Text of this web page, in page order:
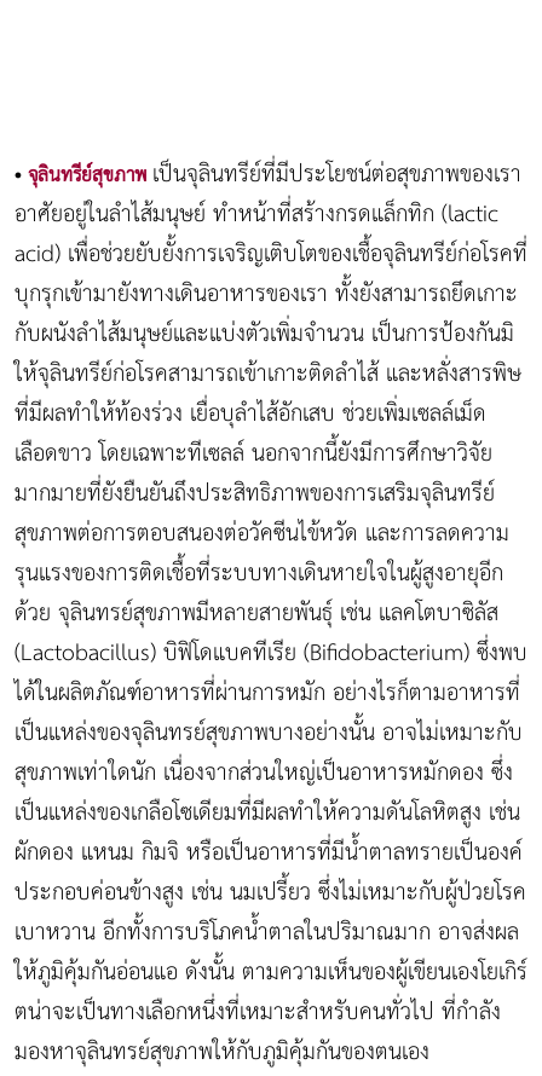
• จุลินทรีย์สุขภาพ เป็นจุลินทรีย์ที่มีประโยชน์ต่อสุขภาพของเรา
อาศัยอยู่ในลำไส้มนุษย์ ทำหน้าที่สร้างกรดแล็กทิก (lactic
acid) เพื่อช่วยยับยั้งการเจริญเติบโตของเชื้อจุลินทรีย์ก่อโรคที่
บุกรุกเข้ามายังทางเดินอาหารของเรา ทั้งยังสามารถยึดเกาะ
กับผนังลำไส้มนุษย์และแบ่งตัวเพิ่มจำนวน เป็นการป้องกันมิ
ให้จุลินทรีย์ก่อโรคสามารถเข้าเกาะติดลำไส้ และหลั่งสารพิษ
ที่มีผลทำให้ท้องร่วง เยื่อบุลำไส้อักเสบ ช่วยเพิ่มเซลล์เม็ด
เลือดขาว โดยเฉพาะทีเซลล์ นอกจากนี้ยังมีการศึกษาวิจัย
มากมายที่ยังยืนยันถึงประสิทธิภาพของการเสริมจุลินทรีย์
สุขภาพต่อการตอบสนองต่อวัคซีนไข้หวัด และการลดความ
รุนแรงของการติดเชื้อที่ระบบทางเดินหายใจในผู้สูงอายุอีก
ด้วย จุลินทรย์สุขภาพมีหลายสายพันธุ์ เช่น แลคโตบาซิลัส
(Lactobacillus) บิฟิโดแบคทีเรีย (Bifidobacterium) ซึ่งพบ
ได้ในผลิตภัณฑ์อาหารที่ผ่านการหมัก อย่างไรก็ตามอาหารที่
เป็นแหล่งของจุลินทรย์สุขภาพบางอย่างนั้น อาจไม่เหมาะกับ
สุขภาพเท่าใดนัก เนื่องจากส่วนใหญ่เป็นอาหารหมักดอง ซึ่ง
เป็นแหล่งของเกลือโซเดียมที่มีผลทำให้ความดันโลหิตสูง เช่น
ผักดอง แหนม กิมจิ หรือเป็นอาหารที่มีน้ำตาลทรายเป็นองค์
ประกอบค่อนข้างสูง เช่น นมเปรี้ยว ซึ่งไม่เหมาะกับผู้ป่วยโรค
เบาหวาน อีกทั้งการบริโภคน้ำตาลในปริมาณมาก อาจส่งผล
ให้ภูมิคุ้มกันอ่อนแอ ดังนั้น ตามความเห็นของผู้เขียนเองโยเกิร์
ตน่าจะเป็นทางเลือกหนึ่งที่เหมาะสำหรับคนทั่วไป ที่กำลัง
มองหาจุลินทรย์สุขภาพให้กับภูมิคุ้มกันของตนเอง